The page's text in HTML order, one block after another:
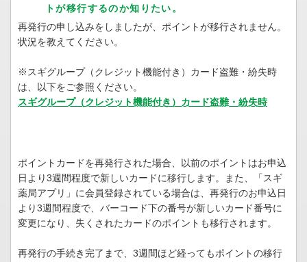
トが移行するのか知りたい。
再発行の申し込みをしましたが、ポイントが移行されません。
状況を教えてください。
※スギグループ（クレジット機能付き）カード盗難・紛失時
は、以下をご参照ください。
スギグループ（クレジット機能付き）カード盗難・紛失時
ポイントカードを再発行された場合、以前のポイントはお申込
日より3週間程度で新しいカードに移行します。また、「スギ
薬局アプリ」に会員登録されている場合は、再発行のお申込日
より3週間程度で、バーコード下の番号が新しいカード番号に
変更になり、失くされたカードのポイントも移行されます。
再発行の手続き完了まで、3週間ほど経ってもポイントの移行